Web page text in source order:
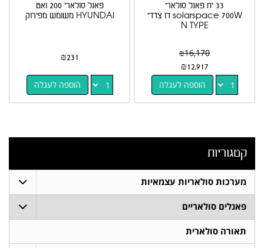
33 יח פאנל סולארי
solarspace 700W דו צדדי
N TYPE
₪16,170
₪12,917
הוספה לעגלה
פאנל סולארי 200 ואט
HYUNDAI משומש מפירוק
₪231
הוספה לעגלה
קטגוריות
מערכות סולאריות עצמאיות
פאנלים סולאריים
תאורה סולארית